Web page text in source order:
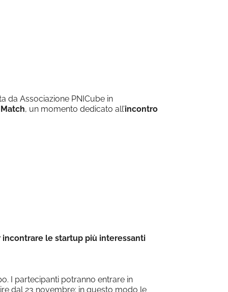
da Associazione PNICube in
, un momento dedicato all’incontro
incontrare le startup più interessanti
I partecipanti potranno entrare in
dal 23 novembre: in questo modo le